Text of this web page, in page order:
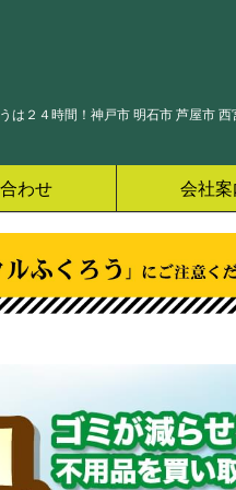
は２４時間！神戸市 明石市 芦屋市
わせ 会社